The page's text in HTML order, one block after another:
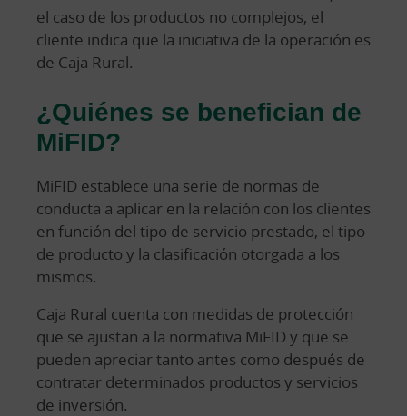
el caso de los productos no complejos, el
cliente indica que la iniciativa de la operación es
de Caja Rural.
¿Quiénes se benefician de
MiFID?
MiFID establece una serie de normas de
conducta a aplicar en la relación con los clientes
en función del tipo de servicio prestado, el tipo
de producto y la clasificación otorgada a los
mismos.
Caja Rural cuenta con medidas de protección
que se ajustan a la normativa MiFID y que se
pueden apreciar tanto antes como después de
contratar determinados productos y servicios
de inversión.